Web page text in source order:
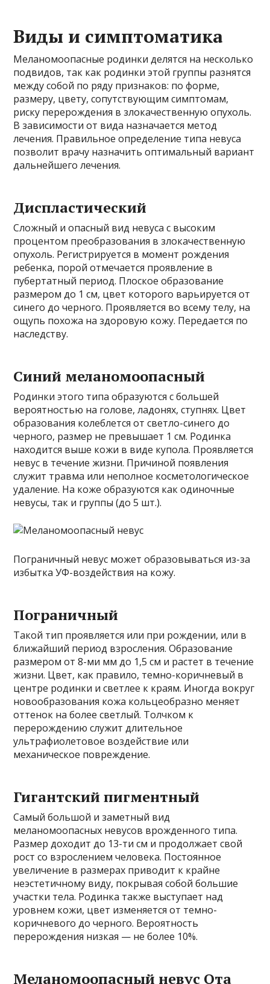
Виды и симптоматика
Меланомоопасные родинки делятся на несколько
подвидов, так как родинки этой группы разнятся
между собой по ряду признаков: по форме,
размеру, цвету, сопутствующим симптомам,
риску перерождения в злокачественную опухоль.
В зависимости от вида назначается метод
лечения. Правильное определение типа невуса
позволит врачу назначить оптимальный вариант
дальнейшего лечения.
Диспластический
Сложный и опасный вид невуса с высоким
процентом преобразования в злокачественную
опухоль. Регистрируется в момент рождения
ребенка, порой отмечается проявление в
пубертатный период. Плоское образование
размером до 1 см, цвет которого варьируется от
синего до черного. Проявляется во всему телу, на
ощупь похожа на здоровую кожу. Передается по
наследству.
Синий меланомоопасный
Родинки этого типа образуются с большей
вероятностью на голове, ладонях, ступнях. Цвет
образования колеблется от светло-синего до
черного, размер не превышает 1 см. Родинка
находится выше кожи в виде купола. Проявляется
невус в течение жизни. Причиной появления
служит травма или неполное косметологическое
удаление. На коже образуются как одиночные
невусы, так и группы (до 5 шт.).
Пограничный невус может образовываться из-за
избытка УФ-воздействия на кожу.
Пограничный
Такой тип проявляется или при рождении, или в
ближайший период взросления. Образование
размером от 8-ми мм до 1,5 см и растет в течение
жизни. Цвет, как правило, темно-коричневый в
центре родинки и светлее к краям. Иногда вокруг
новообразования кожа кольцеобразно меняет
оттенок на более светлый. Толчком к
перерождению служит длительное
ультрафиолетовое воздействие или
механическое повреждение.
Гигантский пигментный
Самый большой и заметный вид
меланомоопасных невусов врожденного типа.
Размер доходит до 13-ти см и продолжает свой
рост со взрослением человека. Постоянное
увеличение в размерах приводит к крайне
неэстетичному виду, покрывая собой большие
участки тела. Родинка также выступает над
уровнем кожи, цвет изменяется от темно-
коричневого до черного. Вероятность
перерождения низкая — не более 10%.
Меланомоопасный невус Ота